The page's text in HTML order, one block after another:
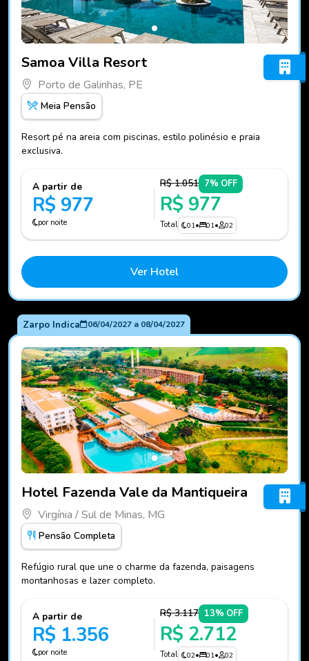
Samoa Villa Resort
Porto de Galinhas, PE
Meia Pensão
Resort pé na areia com piscinas, estilo polinésio e praia
exclusiva.
A partir de
R$ 977
por noite
R$ 1.051 7% OFF
R$ 977
Total 01• 01• 02
Ver Hotel
Zarpo Indica 06/04/2027a 08/04/2027
Hotel Fazenda Vale da Mantiqueira
Virgínia / Sul de Minas, MG
Pensão Completa
Refúgio rural que une o charme da fazenda, paisagens
montanhosas e lazer completo.
A partir de
R$ 1.356
por noite
R$ 3.117 13% OFF
R$ 2.712
Total 02• 01• 02